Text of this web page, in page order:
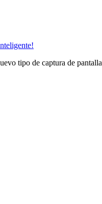
tipo de captura de pantalla